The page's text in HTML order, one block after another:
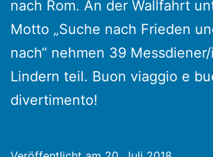
nach Rom. An der Wallfahrt
Motto „Suche nach Frieden
nach“ nehmen 39
Lindern teil. Buon viaggio e
divertimento!